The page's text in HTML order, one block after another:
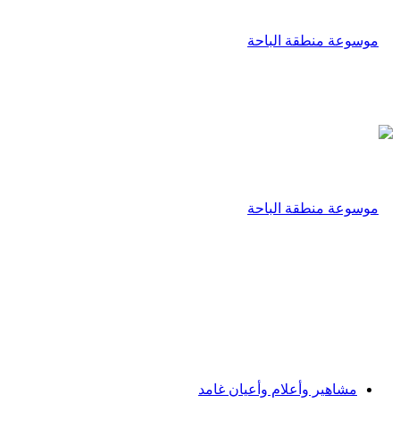
مشاهير وأعلام وأعيان غامد